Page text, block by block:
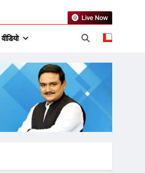
वीडियो
Live Now
चुनाव से पहले लालू परिवार पर बड़ा
झटका, दिल्ली कोर्ट ने IRCTC
घोटाले में आरोप तय किए
SRN अस्पताल का नाम अमर